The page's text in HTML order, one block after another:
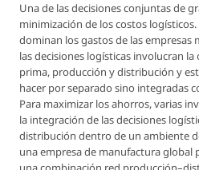
Una de las decisiones conjuntas de
minimización de los costos
dominan los gastos de las empresas
las decisiones logísticas involucran
prima, producción y distribución y
hacer por separado sino integradas
Para maximizar los ahorros, varias
la integración de las decisiones
distribución dentro de un ambiente
una empresa de manufactura global